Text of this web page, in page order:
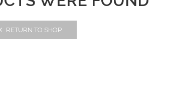
RETURN TO SHOP